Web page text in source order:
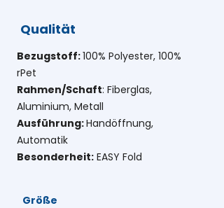
Bezugstoff:100% Polyester, 100%
rPet
Rahmen/Schaft: Fiberglas,
Aluminium, Metall
Ausführung:Handöffnung,
Automatik
Besonderheit: EASY Fold
Qualität
Größe